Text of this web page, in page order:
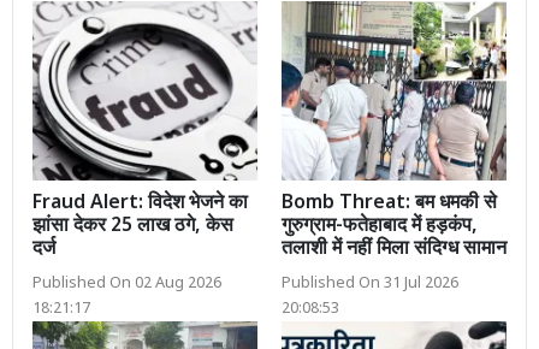
Fraud Alert: विदेश भेजने का
झांसा देकर 25 लाख ठगे, केस
दर्ज
Published On 02 Aug 2026
18:21:17
Bomb Threat: बम धमकी से
गुरुग्राम-फतेहाबाद में हड़कंप,
तलाशी में नहीं मिला संदिग्ध सामान
Published On 31 Jul 2026
20:08:53